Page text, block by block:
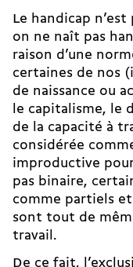
Le handicap
on ne naît pas
raison d’une
certaines de nos
de naissance ou
le capitalisme, le
de la capacité à
considérée
improductive
pas binaire,
comme partiels
sont tout de
travail.
De ce fait,